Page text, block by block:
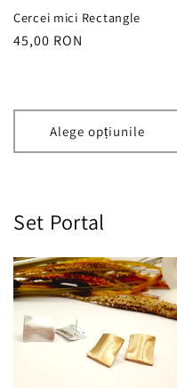
Cercei mici Rectangle
Preț
45,00 RON
Alege opțiunile
Set Portal